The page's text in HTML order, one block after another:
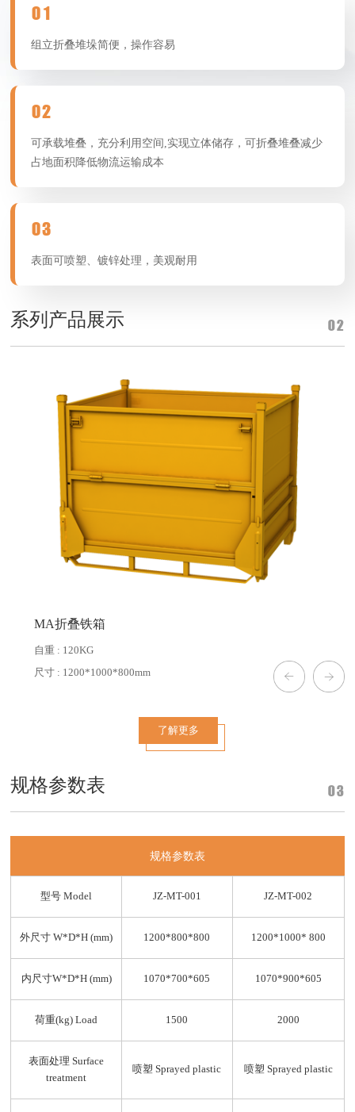
01
组立折叠堆垛简便，操作容易
02
可承载堆叠，充分利用空间,实现立体储存，可折叠堆叠减少
占地面积降低物流运输成本
03
表面可喷塑、镀锌处理，美观耐用
系列产品展示 02
MA折叠铁箱
自重 : 120KG
尺寸 : 1200*1000*800mm
了解更多
规格参数表 03
规格参数表
型号 Model JZ-MT-001 JZ-MT-002
外尺寸 W*D*H (mm) 1200*800*800 1200*1000* 800
内尺寸W*D*H (mm) 1070*700*605 1070*900*605
荷重(kg) Load 1500 2000
表面处理 Surface
treatment
喷塑 Sprayed plastic 喷塑 Sprayed plastic